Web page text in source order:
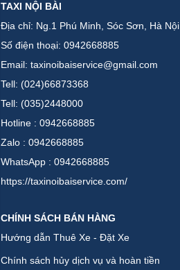
TAXI NỘI BÀI
Địa chỉ: Ng.1 Phú Minh, Sóc Sơn, Hà Nội
Số điện thoại: 0942668885
Email: taxinoibaiservice@gmail.com
Tell: (024)66873368
Tell: (035)2448000
Hotline : 0942668885
Zalo : 0942668885
WhatsApp : 0942668885
https://taxinoibaiservice.com/
CHÍNH SÁCH BÁN HÀNG
Hướng dẫn Thuê Xe - Đặt Xe
Chính sách hủy dịch vụ và hoàn tiền